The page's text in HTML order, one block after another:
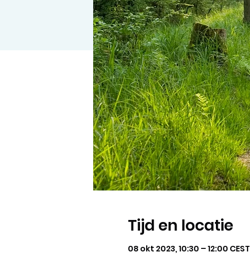
Tijd en locatie
08 okt 2023, 10:30 – 12:00 CEST